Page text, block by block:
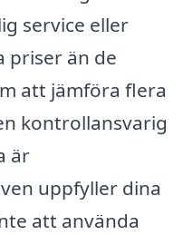
service eller
priser än de
att jämföra flera
kontrollansvarig
är
uppfyller dina
att använda